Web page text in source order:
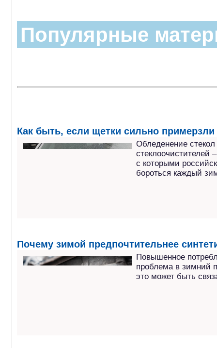
Популярные
Как быть, если щетки сильно примерзли
Обледенение
стеклоочистителей
с которыми
бороться каждый
Почему зимой предпочтительнее
Повышенное
проблема в зимний
это может быть